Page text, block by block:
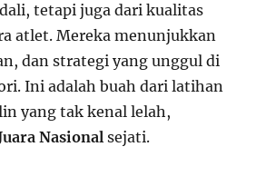
tetapi juga dari kualitas
atlet. Mereka menunjukkan
dan strategi yang unggul di
Ini adalah buah dari latihan
yang tak kenal lelah,
Nasionalsejati.